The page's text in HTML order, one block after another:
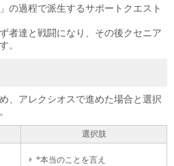
の過程で派生するサポートクエスト
者達と戦闘になり、その後クセニア
。
、アレクシオスで進めた場合と選択
選択肢
*本当のことを言え